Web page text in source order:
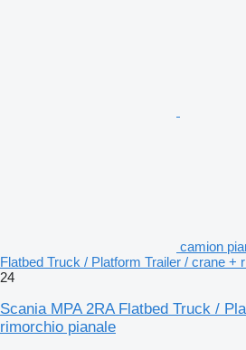
camion
Flatbed Truck / Platform Trailer / crane +
24
Scania MPA 2RA Flatbed Truck /
rimorchio pianale